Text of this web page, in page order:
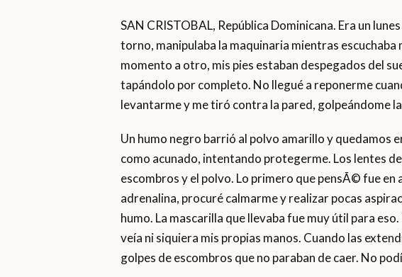
SAN CRISTOBAL, República Dominicana. Era un
torno, manipulaba la maquinaria mientras escuchaba
momento a otro, mis pies estaban despegados del
tapándolo por completo. No llegué a reponerme
levantarme y me tiró contra la pared, golpeándome
Un humo negro barrió al polvo amarillo y quedamos
como acunado, intentando protegerme. Los lentes
escombros y el polvo. Lo primero que pensÃ© fue en
adrenalina, procuré calmarme y realizar pocas
humo. La mascarilla que llevaba fue muy útil para
veía ni siquiera mis propias manos. Cuando las
golpes de escombros que no paraban de caer. No